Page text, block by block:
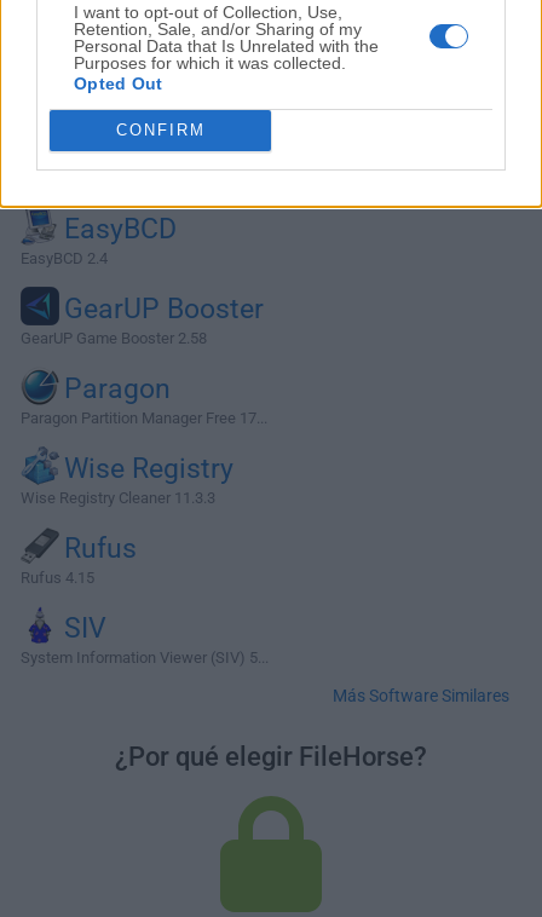
I want to opt-out of Collection, Use,
Retention, Sale, and/or Sharing of my
Personal Data that Is Unrelated with the
Purposes for which it was collected.
Opted Out
CONFIRM
Alternativas y Software Similar
EasyBCD
EasyBCD 2.4
GearUP Booster
GearUP Game Booster 2.58
Paragon
Paragon Partition Manager Free 17...
Wise Registry
Wise Registry Cleaner 11.3.3
Rufus
Rufus 4.15
SIV
System Information Viewer (SIV) 5...
Más Software Similares
¿Por qué elegir FileHorse?